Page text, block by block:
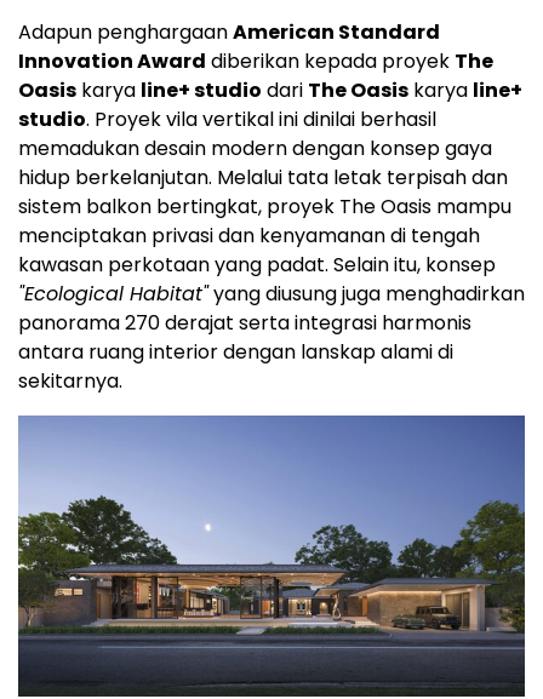
Adapun penghargaanAmerican Standard
Innovation Award diberikan kepada proyek The
Oasis karya line+ studio dari The Oasis karya line+
studio. Proyek vila vertikal ini dinilai berhasil
memadukan desain modern dengan konsep gaya
hidup berkelanjutan. Melalui tata letak terpisah dan
sistem balkon bertingkat, proyek The Oasis mampu
menciptakan privasi dan kenyamanan di tengah
kawasan perkotaan yang padat. Selain itu, konsep
"Ecological Habitat"yang diusung juga menghadirkan
panorama 270 derajat serta integrasi harmonis
antara ruang interior dengan lanskap alami di
sekitarnya.